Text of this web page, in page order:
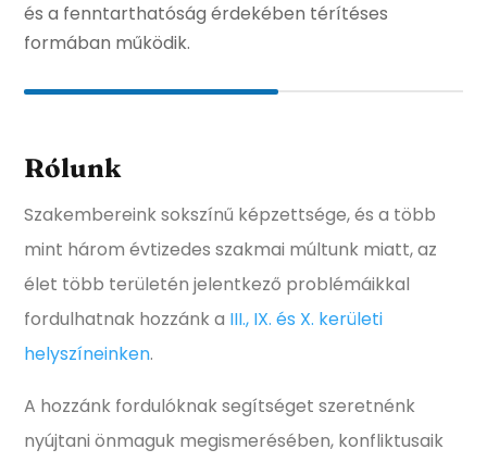
és a fenntarthatóság érdekében térítéses
formában működik.
Rólunk
Szakembereink sokszínű képzettsége, és a több
mint három évtizedes szakmai múltunk miatt, az
élet több területén jelentkező problémáikkal
fordulhatnak hozzánk a III., IX. és X. kerületi
helyszíneinken.
A hozzánk fordulóknak segítséget szeretnénk
nyújtani önmaguk megismerésében, konfliktusaik